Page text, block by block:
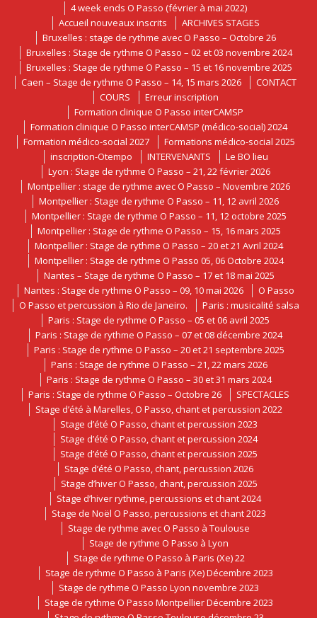
4 week ends O Passo (février à mai 2022)
Accueil nouveaux inscrits
ARCHIVES STAGES
Bruxelles : stage de rythme avec O Passo – Octobre 26
Bruxelles : Stage de rythme O Passo – 02 et 03 novembre 2024
Bruxelles : Stage de rythme O Passo – 15 et 16 novembre 2025
Caen – Stage de rythme O Passo – 14, 15 mars 2026
CONTACT
COURS
Erreur inscription
Formation clinique O Passo interCAMSP
Formation clinique O Passo interCAMSP (médico-social) 2024
Formation médico-social 2027
Formations médico-social 2025
inscription-Otempo
INTERVENANTS
Le BO lieu
Lyon : Stage de rythme O Passo – 21, 22 février 2026
Montpellier : stage de rythme avec O Passo – Novembre 2026
Montpellier : Stage de rythme O Passo – 11, 12 avril 2026
Montpellier : Stage de rythme O Passo – 11, 12 octobre 2025
Montpellier : Stage de rythme O Passo – 15, 16 mars 2025
Montpellier : Stage de rythme O Passo – 20 et 21 Avril 2024
Montpellier : Stage de rythme O Passo 05, 06 Octobre 2024
Nantes – Stage de rythme O Passo – 17 et 18 mai 2025
Nantes : Stage de rythme O Passo – 09, 10 mai 2026
O Passo
O Passo et percussion à Rio de Janeiro.
Paris : musicalité salsa
Paris : Stage de rythme O Passo – 05 et 06 avril 2025
Paris : Stage de rythme O Passo – 07 et 08 décembre 2024
Paris : Stage de rythme O Passo – 20 et 21 septembre 2025
Paris : Stage de rythme O Passo – 21, 22 mars 2026
Paris : Stage de rythme O Passo – 30 et 31 mars 2024
Paris : Stage de rythme O Passo – Octobre 26
SPECTACLES
Stage d’été à Marelles, O Passo, chant et percussion 2022
Stage d’été O Passo, chant et percussion 2023
Stage d’été O Passo, chant et percussion 2024
Stage d’été O Passo, chant et percussion 2025
Stage d’été O Passo, chant, percussion 2026
Stage d’hiver O Passo, chant, percussion 2025
Stage d’hiver rythme, percussions et chant 2024
Stage de Noël O Passo, percussions et chant 2023
Stage de rythme avec O Passo à Toulouse
Stage de rythme O Passo à Lyon
Stage de rythme O Passo à Paris (Xe) 22
Stage de rythme O Passo à Paris (Xe) Décembre 2023
Stage de rythme O Passo Lyon novembre 2023
Stage de rythme O Passo Montpellier Décembre 2023